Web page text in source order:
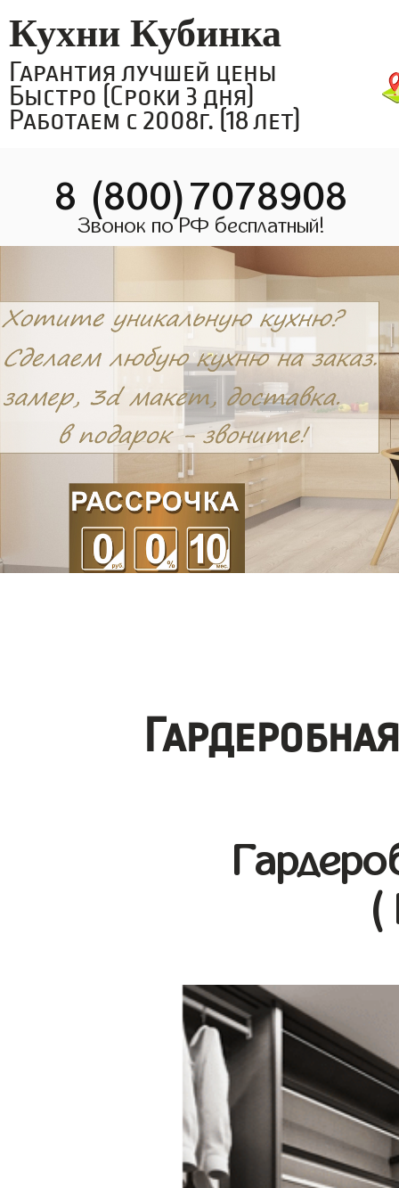
Кухни Кубинка
Гарантия лучшей цены
Быстро (Сроки 3 дня)
Работаем с 2008г. (18 лет)
8 (800)7078908
Звонок по РФ бесплатный!
(